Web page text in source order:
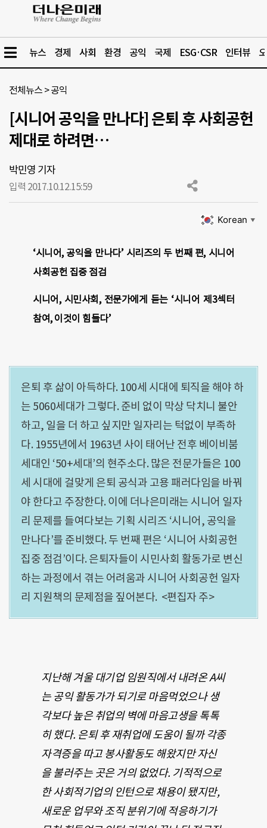
뉴스 경제 사회 환경 공익 국제 ESG·CSR 인터뷰
전체뉴스 >공익
[시니어 공익을 만나다] 은퇴 후 사회공헌
제대로 하려면…
박민영 기자
입력 2017.10.12.15:59
Korean ▼
‘시니어, 공익을 만나다’ 시리즈의 두 번째 편, 시니어
사회공헌 집중 점검
시니어, 시민사회, 전문가에게 듣는 ‘시니어 제3섹터
참여, 이것이 힘들다’
은퇴 후 삶이 아득하다. 100세 시대에 퇴직을 해야 하
는 5060세대가 그렇다. 준비 없이 막상 닥치니 불안
하고, 일을 더 하고 싶지만 일자리는 턱없이 부족하
다. 1955년에서 1963년 사이 태어난 전후 베이비붐
세대인 ‘50+세대’의 현주소다. 많은 전문가들은 100
세 시대에 걸맞게 은퇴 공식과 고용 패러다임을 바꿔
야 한다고 주장한다. 이에 더나은미래는 시니어 일자
리 문제를 들여다보는 기획 시리즈 ‘시니어, 공익을
만나다’를 준비했다. 두 번째 편은 ‘시니어 사회공헌
집중 점검’이다. 은퇴자들이 시민사회 활동가로 변신
하는 과정에서 겪는 어려움과 시니어 사회공헌 일자
리 지원책의 문제점을 짚어본다. <편집자 주>
지난해 겨울 대기업 임원직에서 내려온 A씨
는 공익 활동가가 되기로 마음먹었으나 생
각보다 높은 취업의 벽에 마음고생을 톡톡
히 했다. 은퇴 후 재취업에 도움이 될까 각종
자격증을 따고 봉사활동도 해왔지만 자신
을 불러주는 곳은 거의 없었다. 기적적으로
한 사회적기업의 인턴으로 채용이 됐지만,
새로운 업무와 조직 분위기에 적응하기가